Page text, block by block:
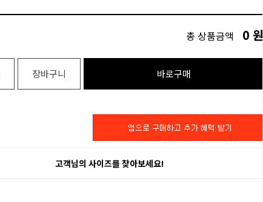
총 상품금액 0 원
장바구니 바로구매
고객님의 사이즈를 찾아보세요!